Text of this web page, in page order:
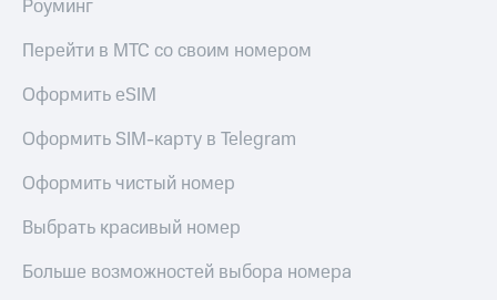
Роуминг
Перейти в МТС со своим номером
Оформить eSIM
Оформить SIM-карту в Telegram
Оформить чистый номер
Выбрать красивый номер
Больше возможностей выбора номера